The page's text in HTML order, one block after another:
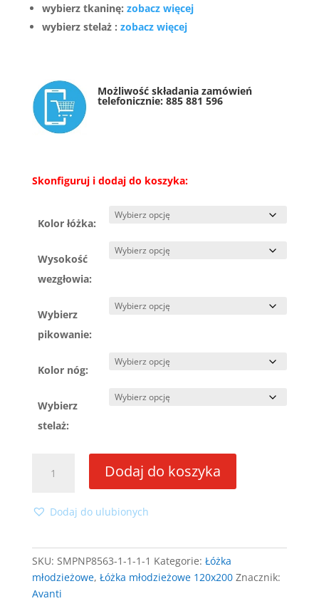
wybierz tkaninę: zobacz więcej
wybierz stelaż : zobacz więcej
Możliwość składania zamówień
telefonicznie: 885 881 596
Skonfiguruj i dodaj do koszyka:
Kolor łóżka:
Wysokość
wezgłowia:
Wybierz
pikowanie:
Kolor nóg:
Wybierz
stelaż:
Łóżko
120x200
Dodaj do koszyka
Dodaj do ulubionych
SKU: SMPNP8563-1-1-1-1 Kategorie: Łóżka
młodzieżowe, Łóżka młodzieżowe 120x200 Znacznik:
Avanti